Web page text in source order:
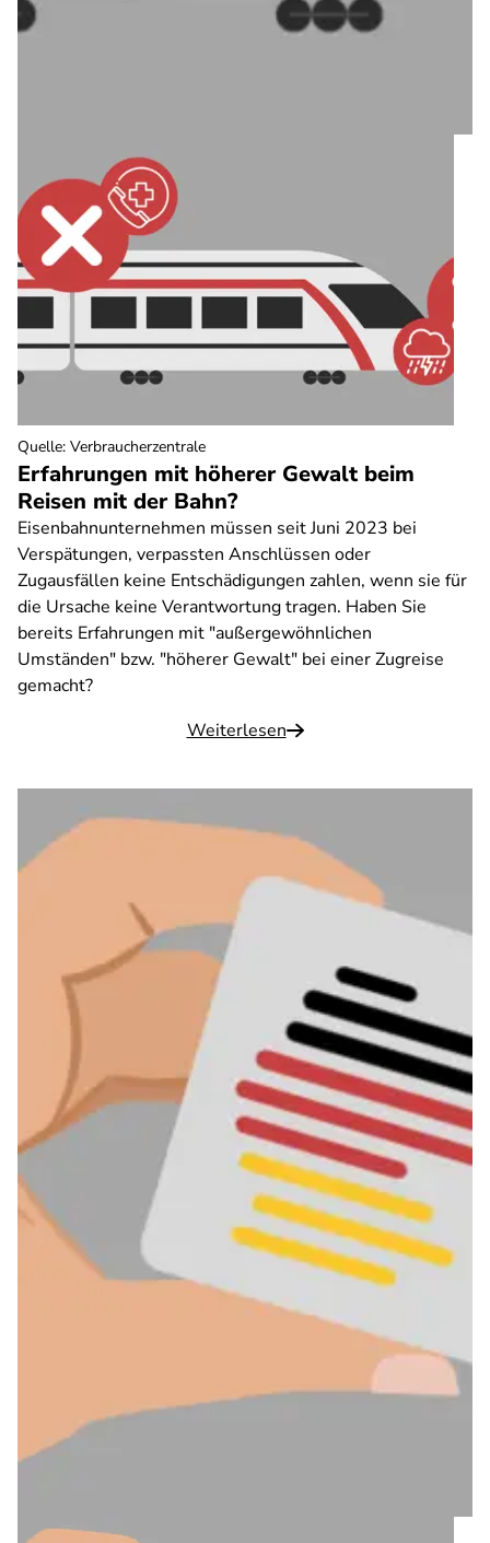
Erfahrungen mit höherer Gewalt beim
Reisen mit der Bahn?
Eisenbahnunternehmen müssen seit Juni 2023 bei
Verspätungen, verpassten Anschlüssen oder
Zugausfällen keine Entschädigungen zahlen, wenn sie für
die Ursache keine Verantwortung tragen. Haben Sie
bereits Erfahrungen mit "außergewöhnlichen
Umständen" bzw. "höherer Gewalt" bei einer Zugreise
gemacht?
Weiterlesen
Quelle: Verbraucherzentrale